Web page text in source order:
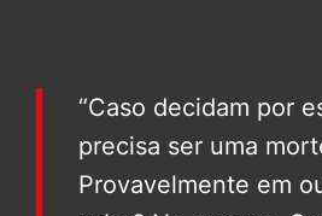
“Caso decidam por
precisa ser uma
Provavelmente em